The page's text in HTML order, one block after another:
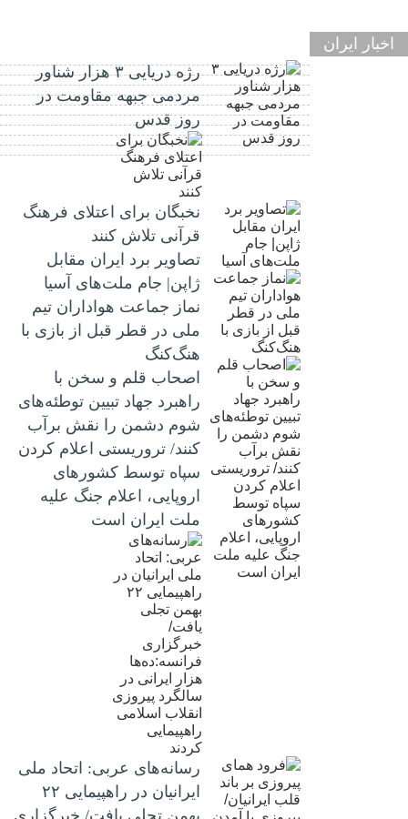
اخبار ایران
رژه دریایی ۳ هزار شناور
مردمی جبهه مقاومت در
روز قدس
نخبگان برای اعتلای فرهنگ
قرآنی تلاش کنند
تصاویر برد ایران مقابل
ژاپن| جام ملت‌های آسیا
نماز جماعت هواداران تیم
ملی در قطر قبل از بازی با
هنگ‌کنگ
اصحاب قلم و سخن با
راهبرد جهاد تبیین توطئه‌های
شوم دشمن را نقش برآب
کنند/ تروریستی اعلام کردن
سپاه توسط کشورهای
اروپایی، اعلام جنگ علیه
ملت ایران است
رسانه‌های عربی: اتحاد ملی
ایرانیان در راهپیمایی ۲۲
بهمن تجلی یافت/ خبرگزاری